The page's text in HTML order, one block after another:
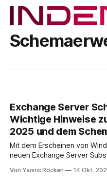
Exchange Server
Wichtige Hinweise
2025 und dem
Mit dem Erscheinen von
neuen Exchange Server
Infrastrukturen zu
Von Yannic Röcken 14 Okt.